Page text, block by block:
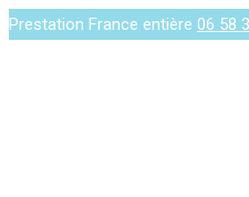
Prestation France entière 06 58